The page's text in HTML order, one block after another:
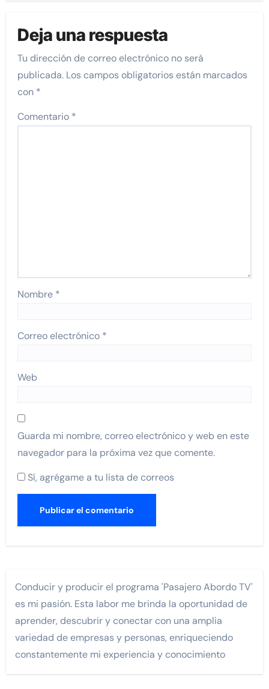
Deja una respuesta
Tu dirección de correo electrónico no será
publicada. Los campos obligatorios están marcados
con *
Comentario *
Nombre *
Correo electrónico *
Web
Guarda mi nombre, correo electrónico y web en este
navegador para la próxima vez que comente.
Sí, agrégame a tu lista de correos
Conducir y producir el programa 'Pasajero Abordo TV'
es mi pasión. Esta labor me brinda la oportunidad de
aprender, descubrir y conectar con una amplia
variedad de empresas y personas, enriqueciendo
constantemente mi experiencia y conocimiento